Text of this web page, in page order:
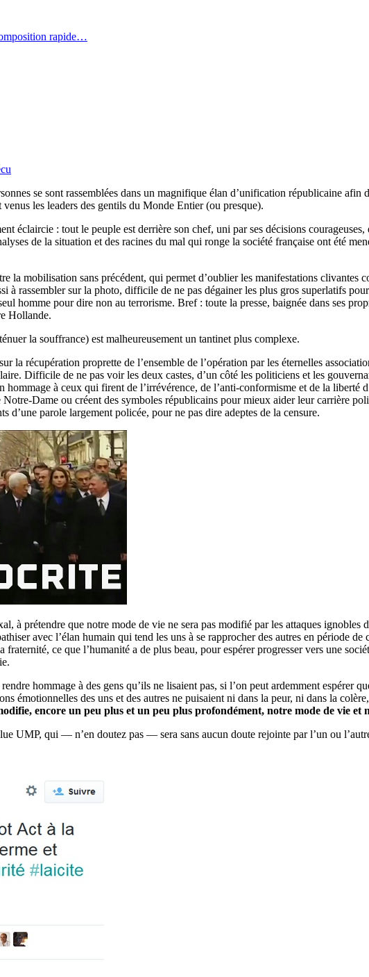
rapide…
se sont rassemblées dans un magnifique élan d’unification républicaine
les leaders des gentils du Monde Entier (ou presque).
éclaircie : tout le peuple est derrière son chef, uni par ses décisions
de la situation et des racines du mal qui ronge la société française ont été
la mobilisation sans précédent, qui permet d’oublier les manifestations
à rassembler sur la photo, difficile de ne pas dégainer les plus gros superlatifs
homme pour dire non au terrorisme. Bref : toute la presse, baignée dans ses
Hollande.
la souffrance) est malheureusement un tantinet plus complexe.
la récupération proprette de l’ensemble de l’opération par les éternelles
Difficile de ne pas voir les deux castes, d’un côté les politiciens et les
hommage à ceux qui firent de l’irrévérence, de l’anti-conformisme et de la
Dame ou créent des symboles républicains pour mieux aider leur carrière
d’une parole largement policée, pour ne pas dire adeptes de la censure.
à prétendre que notre mode de vie ne sera pas modifié par les attaques
avec l’élan humain qui tend les uns à se rapprocher des autres en période
fraternité, ce que l’humanité a de plus beau, pour espérer progresser vers une
hommage à des gens qu’ils ne lisaient pas, si l’on peut ardemment espérer
émotionnelles des uns et des autres ne puisaient ni dans la peur, ni dans la
encore un peu plus et un peu plus profondément, notre mode de vie et
UMP, qui — n’en doutez pas — sera sans aucun doute rejointe par l’un ou